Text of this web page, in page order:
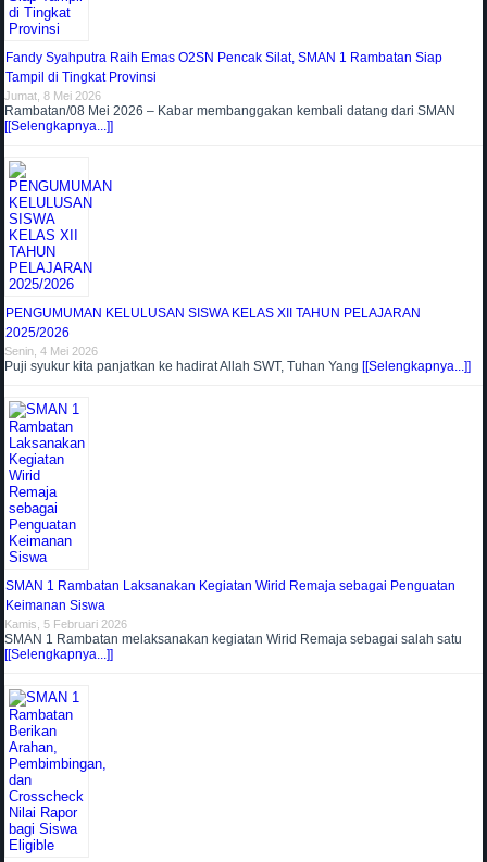
Fandy Syahputra Raih Emas O2SN Pencak Silat, SMAN 1 Rambatan Siap
Tampil di Tingkat Provinsi
Jumat, 8 Mei 2026
Rambatan/08 Mei 2026 – Kabar membanggakan kembali datang dari SMAN
[[Selengkapnya...]]
PENGUMUMAN KELULUSAN SISWA KELAS XII TAHUN PELAJARAN
2025/2026
Senin, 4 Mei 2026
Puji syukur kita panjatkan ke hadirat Allah SWT, Tuhan Yang [[Selengkapnya...]]
SMAN 1 Rambatan Laksanakan Kegiatan Wirid Remaja sebagai Penguatan
Keimanan Siswa
Kamis, 5 Februari 2026
SMAN 1 Rambatan melaksanakan kegiatan Wirid Remaja sebagai salah satu
[[Selengkapnya...]]